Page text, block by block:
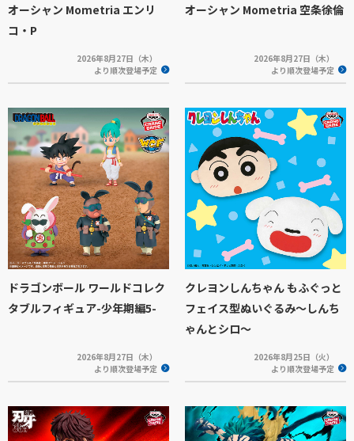
オーシャン Mometria エンリ
コ・P
2026年8月27日（木）
より順次登場予定
オーシャン Mometria 空条徐倫
2026年8月27日（木）
より順次登場予定
ドラゴンボール ワールドコレク
タブルフィギュア-少年期編5-
2026年8月27日（木）
より順次登場予定
クレヨンしんちゃん もふぐっと
フェイス型ぬいぐるみ～しんち
ゃんとシロ～
2026年8月25日（火）
より順次登場予定